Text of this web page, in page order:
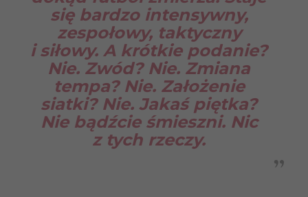
się bardzo intensywny,
zespołowy, taktyczny
i siłowy. A krótkie podanie?
Nie. Zwód? Nie. Zmiana
tempa? Nie. Założenie
siatki? Nie. Jakaś piętka?
Nie bądźcie śmieszni. Nic
z tych rzeczy.